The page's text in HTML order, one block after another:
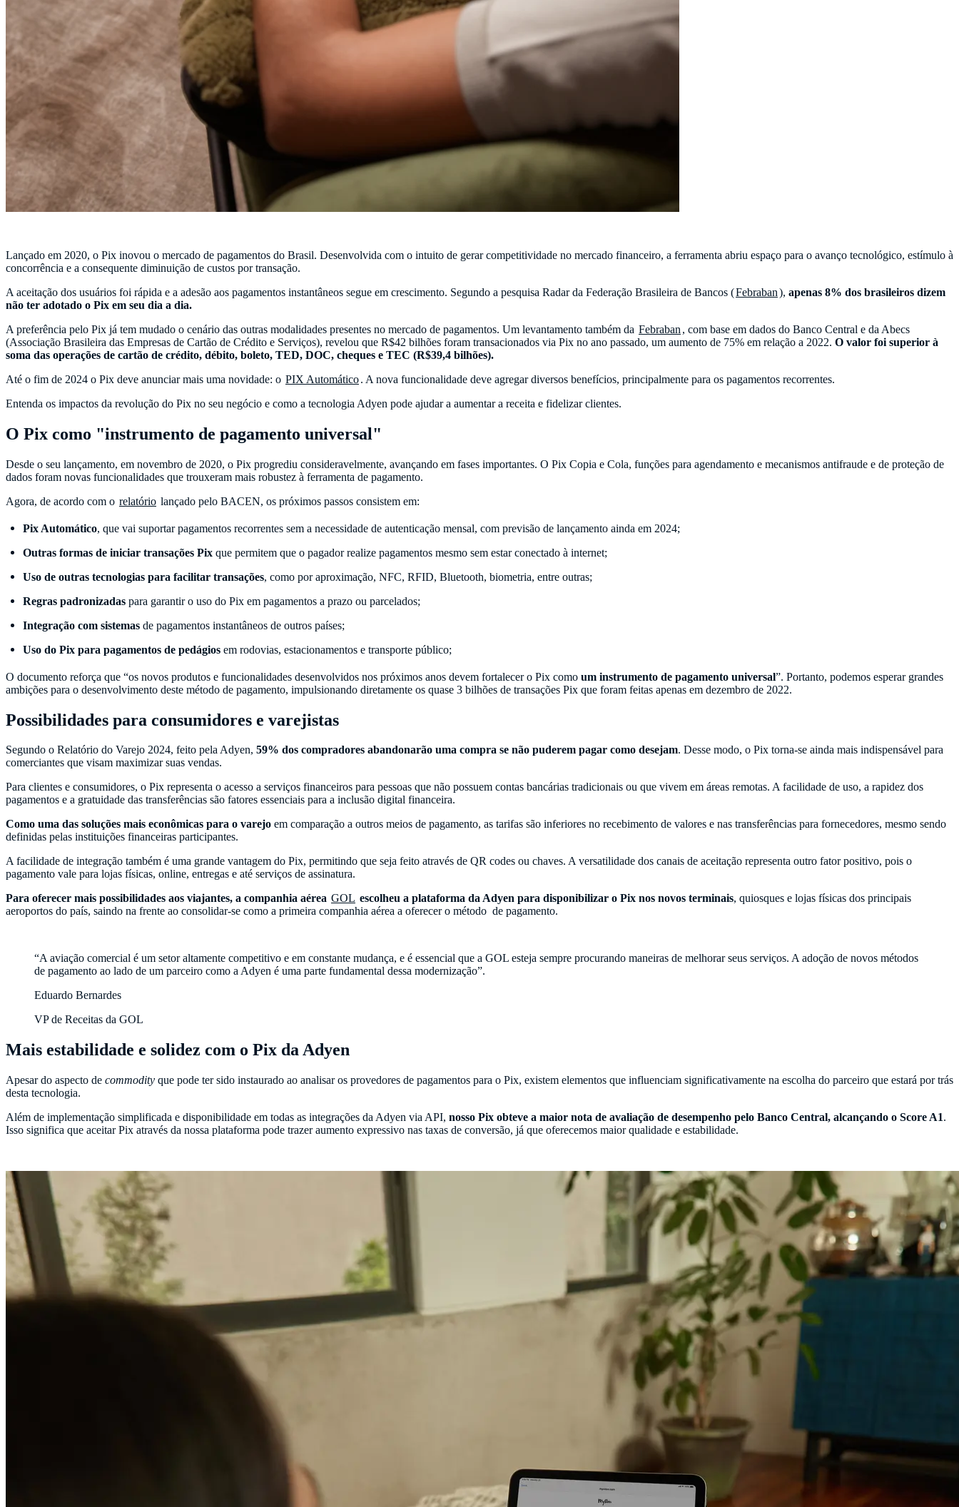
Lançado em 2020, o Pix inovou o mercado de pagamentos do Brasil. Desenvolvida com o intuito de gerar competitividade no mercado financeiro, a ferramenta abriu espaço para o avanço tecnológico, estímulo à
concorrência e a consequente diminuição de custos por transação.
A aceitação dos usuários foi rápida e a adesão aos pagamentos instantâneos segue em crescimento. Segundo a pesquisa Radar da Federação Brasileira de Bancos (Febraban), apenas 8% dos brasileiros dizem
não ter adotado o Pix em seu dia a dia.
A preferência pelo Pix já tem mudado o cenário das outras modalidades presentes no mercado de pagamentos. Um levantamento também da Febraban , com base em dados do Banco Central e da Abecs
(Associação Brasileira das Empresas de Cartão de Crédito e Serviços), revelou que R$42 bilhões foram transacionados via Pix no ano passado, um aumento de 75% em relação a 2022. O valor foi superior à
soma das operações de cartão de crédito, débito, boleto, TED, DOC, cheques e TEC (R$39,4 bilhões).
Até o fim de 2024 o Pix deve anunciar mais uma novidade: o PIX Automático. A nova funcionalidade deve agregar diversos benefícios, principalmente para os pagamentos recorrentes.
Entenda os impactos da revolução do Pix no seu negócio e como a tecnologia Adyen pode ajudar a aumentar a receita e fidelizar clientes.
O Pix como "instrumento de pagamento universal"
Desde o seu lançamento, em novembro de 2020, o Pix progrediu consideravelmente, avançando em fases importantes. O Pix Copia e Cola, funções para agendamento e mecanismos antifraude e de proteção de
dados foram novas funcionalidades que trouxeram mais robustez à ferramenta de pagamento.
Agora, de acordo com o relatório lançado pelo BACEN, os próximos passos consistem em:
Pix Automático, que vai suportar pagamentos recorrentes sem a necessidade de autenticação mensal, com previsão de lançamento ainda em 2024;
Outras formas de iniciar transações Pix que permitem que o pagador realize pagamentos mesmo sem estar conectado à internet;
Uso de outras tecnologias para facilitar transações, como por aproximação, NFC, RFID, Bluetooth, biometria, entre outras;
Regras padronizadas para garantir o uso do Pix em pagamentos a prazo ou parcelados;
Integração com sistemas de pagamentos instantâneos de outros países;
Uso do Pix para pagamentos de pedágios em rodovias, estacionamentos e transporte público;
O documento reforça que “os novos produtos e funcionalidades desenvolvidos nos próximos anos devem fortalecer o Pix como um instrumento de pagamento universal”. Portanto, podemos esperar grandes
ambições para o desenvolvimento deste método de pagamento, impulsionando diretamente os quase 3 bilhões de transações Pix que foram feitas apenas em dezembro de 2022.
Possibilidades para consumidores e varejistas
Segundo o Relatório do Varejo 2024, feito pela Adyen, 59% dos compradores abandonarão uma compra se não puderem pagar como desejam. Desse modo, o Pix torna-se ainda mais indispensável para
comerciantes que visam maximizar suas vendas.
Para clientes e consumidores, o Pix representa o acesso a serviços financeiros para pessoas que não possuem contas bancárias tradicionais ou que vivem em áreas remotas. A facilidade de uso, a rapidez dos
pagamentos e a gratuidade das transferências são fatores essenciais para a inclusão digital financeira.
Como uma das soluções mais econômicas para o varejo em comparação a outros meios de pagamento, as tarifas são inferiores no recebimento de valores e nas transferências para fornecedores, mesmo sendo
definidas pelas instituições financeiras participantes.
A facilidade de integração também é uma grande vantagem do Pix, permitindo que seja feito através de QR codes ou chaves. A versatilidade dos canais de aceitação representa outro fator positivo, pois o
pagamento vale para lojas físicas, online, entregas e até serviços de assinatura.
Para oferecer mais possibilidades aos viajantes, a companhia aérea GOL escolheu a plataforma da Adyen para disponibilizar o Pix nos novos terminais, quiosques e lojas físicas dos principais
aeroportos do país, saindo na frente ao consolidar-se como a primeira companhia aérea a oferecer o método de pagamento.
“A aviação comercial é um setor altamente competitivo e em constante mudança, e é essencial que a GOL esteja sempre procurando maneiras de melhorar seus serviços. A adoção de novos métodos
de pagamento ao lado de um parceiro como a Adyen é uma parte fundamental dessa modernização”.
Eduardo Bernardes
VP de Receitas da GOL
Mais estabilidade e solidez com o Pix da Adyen
Apesar do aspecto de commodity que pode ter sido instaurado ao analisar os provedores de pagamentos para o Pix, existem elementos que influenciam significativamente na escolha do parceiro que estará por trás
desta tecnologia.
Além de implementação simplificada e disponibilidade em todas as integrações da Adyen via API, nosso Pix obteve a maior nota de avaliação de desempenho pelo Banco Central, alcançando o Score A1.
Isso significa que aceitar Pix através da nossa plataforma pode trazer aumento expressivo nas taxas de conversão, já que oferecemos maior qualidade e estabilidade.